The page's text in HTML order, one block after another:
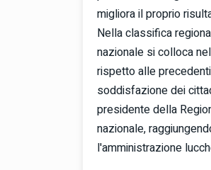
migliora il proprio
Nella classifica
nazionale si colloca
rispetto alle
soddisfazione dei
presidente della
nazionale,
l'amministrazione